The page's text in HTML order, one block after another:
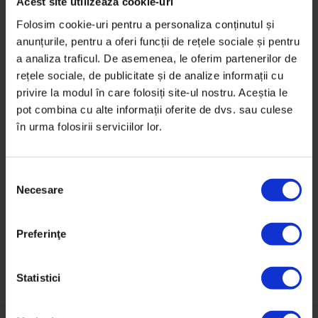
Folosim cookie-uri pentru a personaliza conținutul și
anunțurile, pentru a oferi funcții de rețele sociale și pentru
a analiza traficul. De asemenea, le oferim partenerilor de
rețele sociale, de publicitate și de analize informații cu
privire la modul în care folosiți site-ul nostru. Aceștia le
pot combina cu alte informații oferite de dvs. sau culese
în urma folosirii serviciilor lor.
Necesare
Preferinţe
Statistici
sau gătește. La câteva străzi depărtare de Turturica,
salută un bărbat de pe o bancă, despre care spune că
e unul dintre foștii locatari ai blocului. La fel ca mulți
alții, a ajuns pe străzi.
Acasă, la pervazul acoperit de grilaj, Anița a așezat
patru ghivece cu flori. Le-a primit de ziua femeii de la
câteva prietene din cartier: „Ce să facem dacă ne dă
afară? Unde să ne ducem? Pe stradă!”